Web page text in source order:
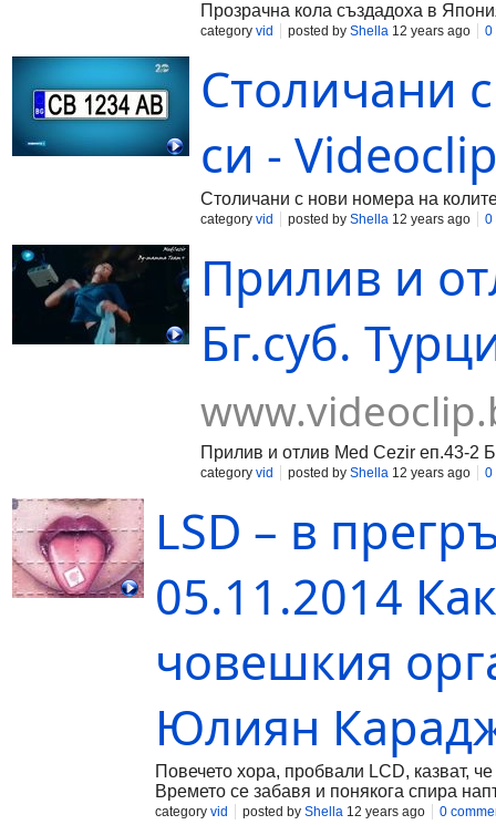
Прозрачна кола създадоха в
category vid posted by Shella 12 years ago 0
Столичани
си -
Столичани с нови номера на
category vid posted by Shella 12 years ago 0
Прилив и
Бг.суб.
Прилив и отлив Med Cezir еп.43-2
category vid posted by Shella 12 years ago 0
LSD – в
05.11.2014
човешкия
Юлиян
Повечето хора, пробвали LCD, казват,
Времето се забавя и понякога спира
category vid posted by Shella 12 years ago 0